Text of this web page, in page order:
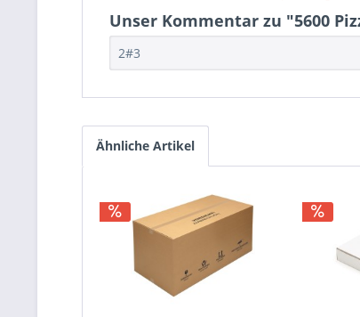
Unser Kommentar zu "5600
2#3
Ähnliche Artikel